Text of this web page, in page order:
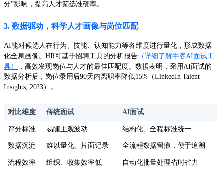
分”影响，提高人才筛选准确率。
3. 数据驱动，科学人才画像与岗位匹配
AI能对候选人在行为、技能、认知能力等各维度进行量化，形成数据
化全息画像。HR可基于招聘工具的分析报告 （详细了解牛客AI面试工
具）
，高效发现岗位与人才的最佳匹配度。数据表明，采用AI面试的
数据分析后，岗位录用后90天内离职率降低15%（LinkedIn Talent
Insights, 2023）。
对比维度 传统面试 AI面试
评分标准 易随主观波动 结构化、全程标准统一
数据沉淀 难以量化、片面记录 全流程数据留痕，便于追溯
流程效率 组织、收集效率低 自动化批量处理省时省力